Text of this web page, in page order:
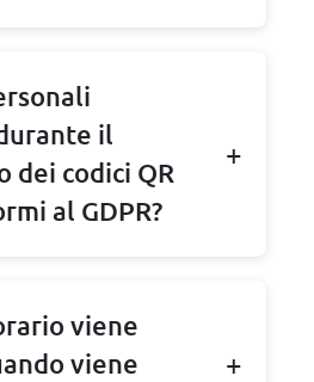
il
dei codici QR
al GDPR?
viene
viene